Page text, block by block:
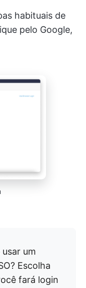
habituais de
pelo Google,
um
Escolha
fará login